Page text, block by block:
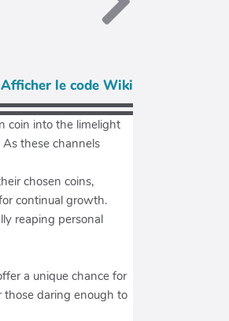
Afficher le code Wiki